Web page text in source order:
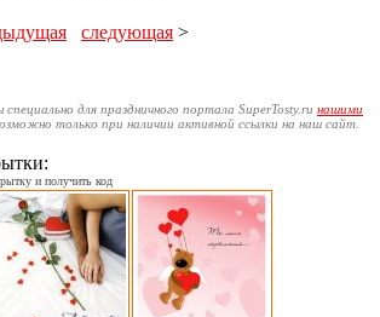
следующая >
для праздничного портала SuperTosty.ru нашими
только при наличии активной ссылки на наш сайт.
и получить код